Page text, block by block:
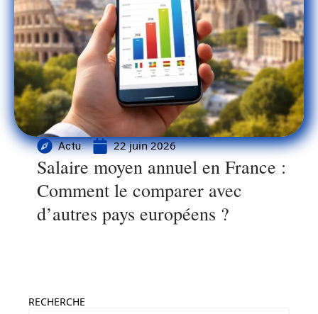
Actu 22 juin 2026
Salaire moyen annuel en France :
Comment le comparer avec
d’autres pays européens ?
RECHERCHE